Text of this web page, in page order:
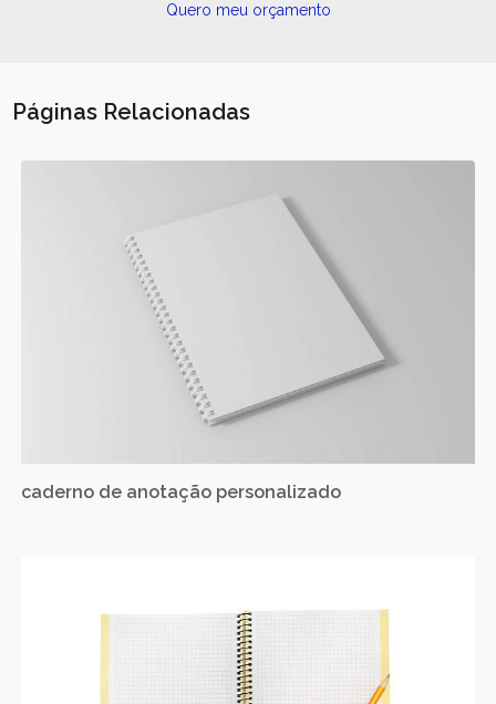
Quero meu orçamento
Páginas Relacionadas
caderno de anotação personalizado